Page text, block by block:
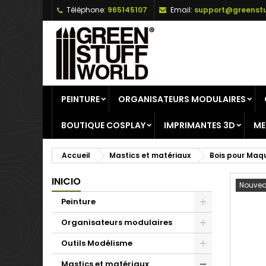
Téléphone: 965145107 Email:
PEINTURE ORGANISATEURS MODULAIRES
BOUTIQUE COSPLAY IMPRIMANTES 3D
Accueil Mastics et matériaux Bois pour
INICIO
Peinture
Organisateurs modulaires
Outils Modélisme